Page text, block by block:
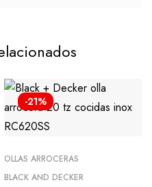
-21%
OLLAS ARROCERAS
BLACK AND DECKER